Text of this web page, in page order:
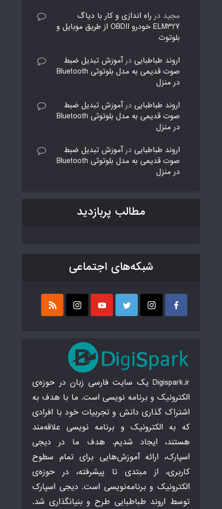
مجید در راه اندازی و کار با دیاگ
ELM327 خودرو OBDII از طریق موبایل و
بلوتوث
اروند طباطبایی در آموزش تبدیل ضبط
صوت قدیمی به مدل بلوتوثی Bluetooth
در منزل
اروند طباطبایی در آموزش تبدیل ضبط
صوت قدیمی به مدل بلوتوثی Bluetooth
در منزل
اروند طباطبایی در آموزش تبدیل ضبط
صوت قدیمی به مدل بلوتوثی Bluetooth
در منزل
مطالب پربازدید
شبکه‌های اجتماعی
Digispark.ir یک سایت فارسی زبان در حوزه‌ی
الکترونیک و برنامه نویسی است. ما با هدف به
اشتراک گذاری دانش و تجربیات خود با افرادی
که به الکترونیک و برنامه نویسی علاقه‌مند
هستند، ایجاد شدیم. هدف ما در دیجی
اسپارک، ارائه آموزش‌هایی برای تمام سطوح
کاربری، از مبتدی تا پیشرفته، در حوزه‌ی
الکترونیک و برنامه‌نویسی است. دیجی اسپارک
توسط اروند طباطبایی طرح و بنیانگذاری شد.